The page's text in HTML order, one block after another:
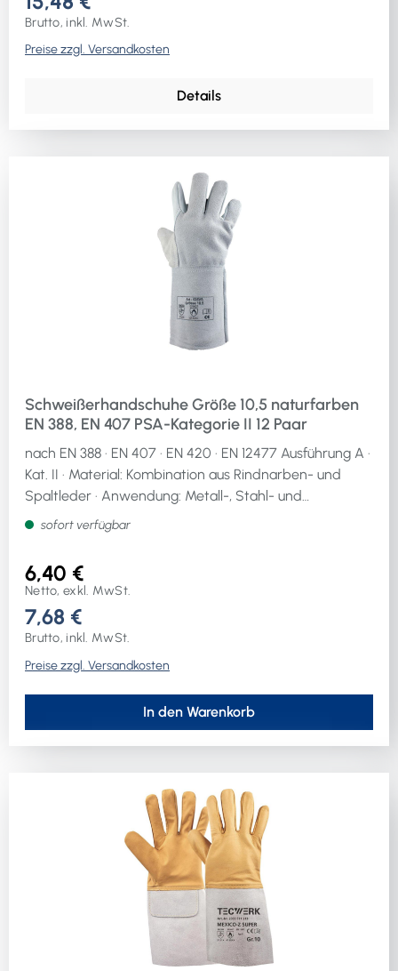
Brutto, inkl. MwSt.
Preise zzgl. Versandkosten
Details
Schweißerhandschuhe Größe 10,5 naturfarben
EN 388, EN 407 PSA-Kategorie II 12 Paar
nach EN 388 · EN 407 · EN 420 · EN 12477 Ausführung A ·
Kat. II · Material: Kombination aus Rindnarben- und
Spaltleder · Anwendung: Metall-, Stahl- und
Schwerindustrie, GießereienWeitere technische
Schnittfestigkeit (Schneidetest): 1· Werkstoffeignung
Montage + Werkstatt: sehr gut geeignet
sofort verfügbar
6,40 €
Netto, exkl. MwSt.
7,68 €
Brutto, inkl. MwSt.
Preise zzgl. Versandkosten
In den Warenkorb